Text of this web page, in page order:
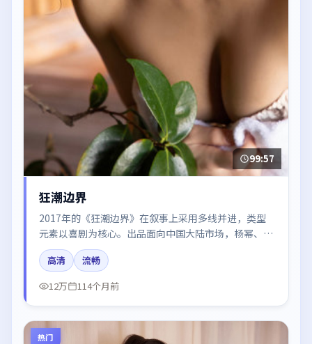
99:57
狂潮边界
2017年的《狂潮边界》在叙事上采用多线并进，类型
元素以喜剧为核心。出品面向中国大陆市场，杨幂、谭
卓、段奕宏、周迅所饰角色推动关键反转，结尾留白引
发讨论。
高清
流畅
12万
114个月前
热门